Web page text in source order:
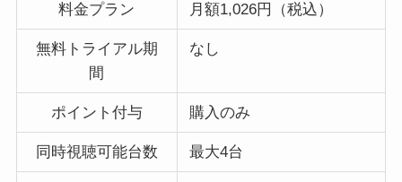
料金プラン 月額1,026円（税込）
無料トライアル期
間
なし
ポイント付与 購入のみ
同時視聴可能台数 最大4台